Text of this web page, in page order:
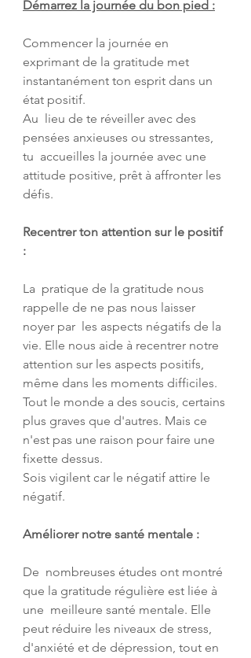
Démarrez la journée du bon pied :
Commencer la journée en
exprimant de la gratitude met
instantanément ton esprit dans un
état positif.
Au  lieu de te réveiller avec des
pensées anxieuses ou stressantes,
tu  accueilles la journée avec une
attitude positive, prêt à affronter les
défis.
Recentrer ton attention sur le positif
:
La  pratique de la gratitude nous
rappelle de ne pas nous laisser
noyer par  les aspects négatifs de la
vie. Elle nous aide à recentrer notre
attention sur les aspects positifs,
même dans les moments difficiles.
Tout le monde a des soucis, certains
plus graves que d'autres. Mais ce
n'est pas une raison pour faire une
fixette dessus.
Sois vigilent car le négatif attire le
négatif.
Améliorer notre santé mentale :
De  nombreuses études ont montré
que la gratitude régulière est liée à
une  meilleure santé mentale. Elle
peut réduire les niveaux de stress,
d'anxiété et de dépression, tout en